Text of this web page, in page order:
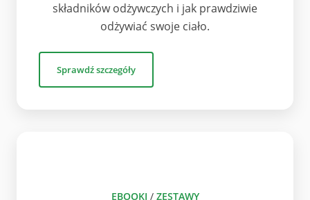
składników odżywczych i jak prawdziwie
odżywiać swoje ciało.
Sprawdź szczegóły
EBOOKI / ZESTAWY